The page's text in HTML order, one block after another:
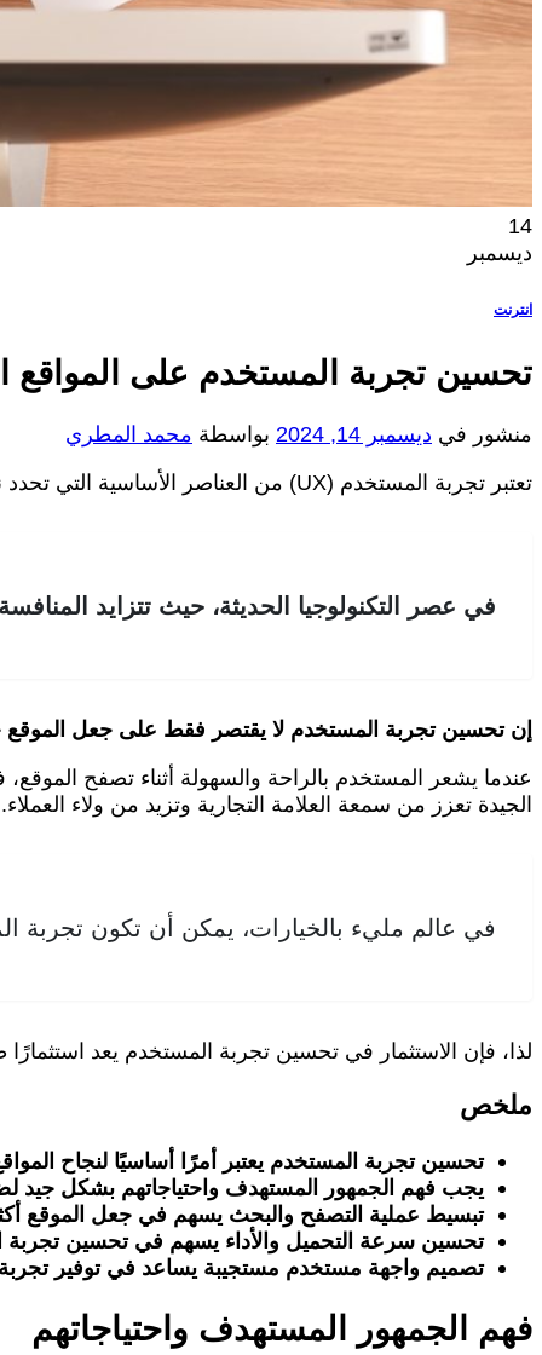
14
ديسمبر
انترنت
تحسين تجربة المستخدم على المواقع
منشور في ديسمبر 14, 2024 بواسطة محمد المطري
تعتبر تجربة المستخدم (UX) من العناصر الأساسية التي تحدد نجاح أي موقع إلكتروني.
في عصر التكنولوجيا الحديثة، حيث تتزايد
إن تحسين تجربة المستخدم لا يقتصر فقط على جعل الموقع
عندما يشعر المستخدم بالراحة والسهولة أثناء تصفح
الجيدة تعزز من سمعة العلامة التجارية وتزيد من ولاء العملاء.
في عالم مليء بالخيارات، يمكن أن تكون تجربة
لذا، فإن الاستثمار في تحسين تجربة المستخدم يعد
ملخص
تحسين تجربة المستخدم يعتبر أمرًا أساسيًا لنجاح المواقع
يجب فهم الجمهور المستهدف واحتياجاتهم بشكل جيد
تبسيط عملية التصفح والبحث يسهم في جعل الموقع
تحسين سرعة التحميل والأداء يسهم في تحسين تجربة
تصميم واجهة مستخدم مستجيبة يساعد في توفير
فهم الجمهور المستهدف واحتياجاتهم